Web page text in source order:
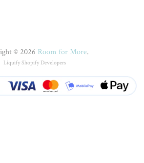
© 2026 Room for More.
Liquify Shopify Developers